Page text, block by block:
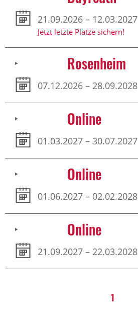
21.09.2026 – 12.03.2027
Jetzt letzte Plätze sichern!
Rosenheim
07.12.2026 – 28.09.2028
Online
01.03.2027 – 30.07.2027
Online
01.06.2027 – 02.02.2028
Online
21.09.2027 – 22.03.2028
1